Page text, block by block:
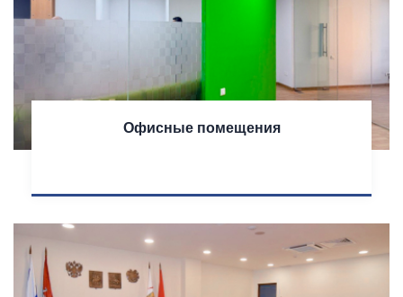
Офисные помещения